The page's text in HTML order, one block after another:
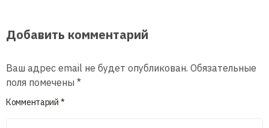
Добавить комментарий
Ваш адрес email не будет опубликован. Обязательные
поля помечены *
Комментарий *